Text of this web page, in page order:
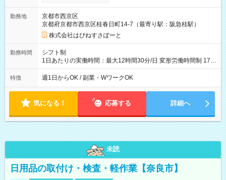
勤務地
京都市西京区
京都府京都市西京区桂春日町14-7（最寄り駅：阪急桂駅）
株式会社はぴねすさぽーと
勤務時間
シフト制
1日あたりの実働時間：最大12時間30分/日 変形労働時間制 17：
00～翌9：00（休憩時間3.5時間) 一日の実働時間：12.5時間 想
定労働時間：37.5時間/週 ＊曜日相談：可 ＊労働日数相談：可
特徴 週1日からOK / 副業・WワークOK
気になる！ 応募する 詳細へ
未読
日用品の取付け・検査・軽作業【奈良市】